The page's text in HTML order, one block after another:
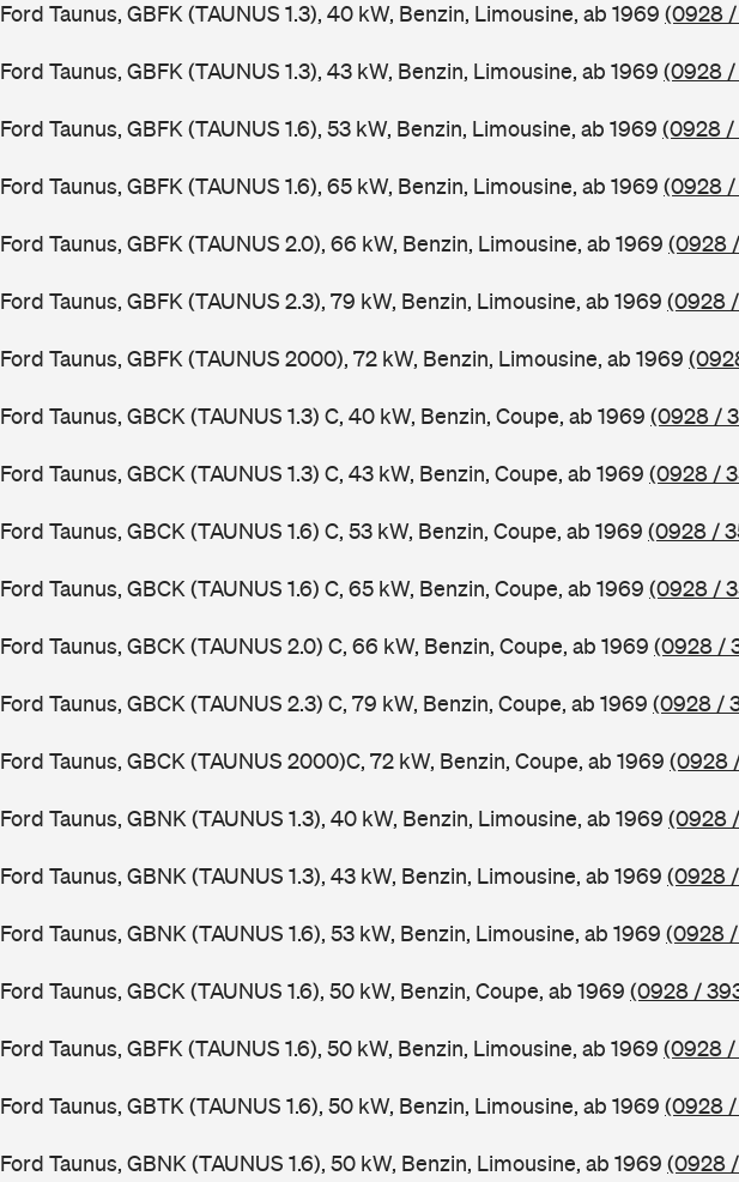
Ford Taunus, GBFK (TAUNUS 1.3), 40 kW, Benzin, Limousine, ab 1969 (0928
Ford Taunus, GBFK (TAUNUS 1.3), 43 kW, Benzin, Limousine, ab 1969 (0928 /
Ford Taunus, GBFK (TAUNUS 1.6), 53 kW, Benzin, Limousine, ab 1969 (0928 /
Ford Taunus, GBFK (TAUNUS 1.6), 65 kW, Benzin, Limousine, ab 1969 (0928 /
Ford Taunus, GBFK (TAUNUS 2.0), 66 kW, Benzin, Limousine, ab 1969 (0928
Ford Taunus, GBFK (TAUNUS 2.3), 79 kW, Benzin, Limousine, ab 1969 (0928 /
Ford Taunus, GBFK (TAUNUS 2000), 72 kW, Benzin, Limousine, ab 1969
Ford Taunus, GBCK (TAUNUS 1.3) C, 40 kW, Benzin, Coupe, ab 1969 (0928 /
Ford Taunus, GBCK (TAUNUS 1.3) C, 43 kW, Benzin, Coupe, ab 1969 (0928 /
Ford Taunus, GBCK (TAUNUS 1.6) C, 53 kW, Benzin, Coupe, ab 1969 (0928 /
Ford Taunus, GBCK (TAUNUS 1.6) C, 65 kW, Benzin, Coupe, ab 1969 (0928 /
Ford Taunus, GBCK (TAUNUS 2.0) C, 66 kW, Benzin, Coupe, ab 1969 (0928 /
Ford Taunus, GBCK (TAUNUS 2.3) C, 79 kW, Benzin, Coupe, ab 1969 (0928 /
Ford Taunus, GBCK (TAUNUS 2000)C, 72 kW, Benzin, Coupe, ab 1969 (0928
Ford Taunus, GBNK (TAUNUS 1.3), 40 kW, Benzin, Limousine, ab 1969 (0928
Ford Taunus, GBNK (TAUNUS 1.3), 43 kW, Benzin, Limousine, ab 1969 (0928
Ford Taunus, GBNK (TAUNUS 1.6), 53 kW, Benzin, Limousine, ab 1969 (0928
Ford Taunus, GBCK (TAUNUS 1.6), 50 kW, Benzin, Coupe, ab 1969 (0928 /
Ford Taunus, GBFK (TAUNUS 1.6), 50 kW, Benzin, Limousine, ab 1969 (0928 /
Ford Taunus, GBTK (TAUNUS 1.6), 50 kW, Benzin, Limousine, ab 1969 (0928 /
Ford Taunus, GBNK (TAUNUS 1.6), 50 kW, Benzin, Limousine, ab 1969 (0928